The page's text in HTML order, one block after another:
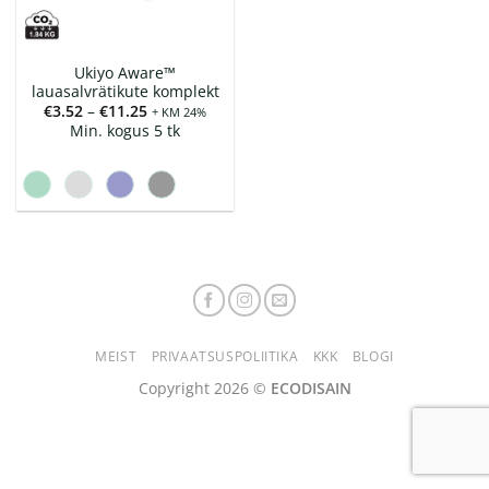
Ukiyo Aware™
lauasalvrätikute komplekt
€3.52 – €11.25Hinnavahemik:
€3.52
kuni
+ KM 24%
Min. kogus 5 tk
MEIST PRIVAATSUSPOLIITIKA KKK BLOGI
Copyright 2026 © ECODISAIN